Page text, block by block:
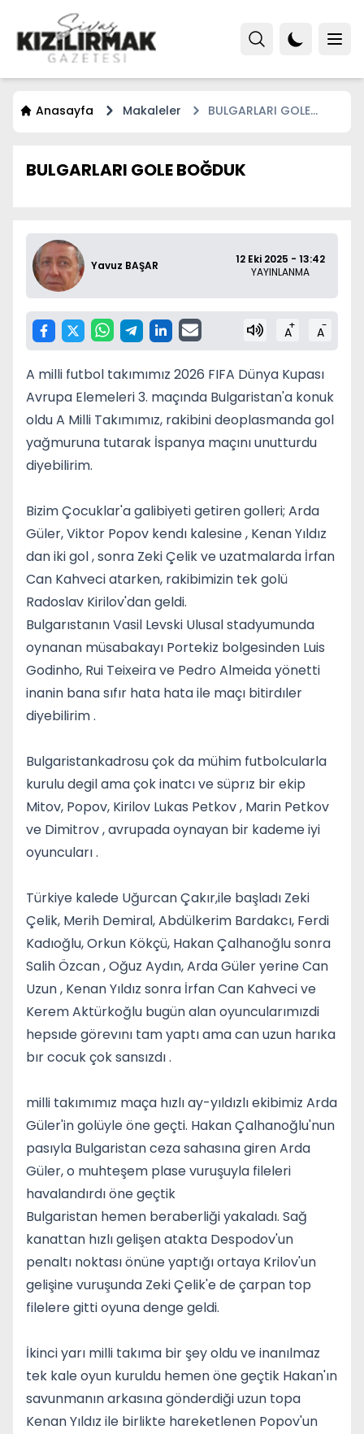
Anasayfa Makaleler
BULGARLARI GOLE
BULGARLARI GOLE BOĞDUK
Yavuz BAŞAR
12 Eki 2025 - 13:42
YAYINLANMA
A+ A-
A milli futbol takımımız 2026 FIFA Dünya Kupası
Avrupa Elemeleri 3. maçında Bulgaristan'a konuk
oldu A Milli Takımımız, rakibini deoplasmanda gol
yağmuruna tutarak İspanya maçını unutturdu
diyebilirim.
Bizim Çocuklar'a galibiyeti getiren golleri; Arda
Güler, Viktor Popov kendı kalesine , Kenan Yıldız
dan iki gol , sonra Zeki Çelik ve uzatmalarda İrfan
Can Kahveci atarken, rakibimizin tek golü
Radoslav Kirilov'dan geldi.
Bulgarıstanın Vasil Levski Ulusal stadyumunda
oynanan müsabakayı Portekiz bolgesinden Luis
Godinho, Rui Teixeira ve Pedro Almeida yönetti
inanin bana sıfır hata hata ile maçı bitirdıler
diyebilirim .
Bulgaristankadrosu çok da mühim futbolcularla
kurulu degil ama çok inatcı ve süprız bir ekip
Mitov, Popov, Kirilov Lukas Petkov , Marin Petkov
ve Dimitrov , avrupada oynayan bir kademe iyi
oyuncuları .
Türkiye kalede Uğurcan Çakır,ile başladı Zeki
Çelik, Merih Demiral, Abdülkerim Bardakcı, Ferdi
Kadıoğlu, Orkun Kökçü, Hakan Çalhanoğlu sonra
Salih Özcan , Oğuz Aydın, Arda Güler yerine Can
Uzun , Kenan Yıldız sonra İrfan Can Kahveci ve
Kerem Aktürkoğlu bugün alan oyuncularımızdi
hepsıde görevını tam yaptı ama can uzun harıka
bır cocuk çok sansızdı .
milli takımımız maça hızlı ay-yıldızlı ekibimiz Arda
Güler'in golüyle öne geçti. Hakan Çalhanoğlu'nun
pasıyla Bulgaristan ceza sahasına giren Arda
Güler, o muhteşem plase vuruşuyla fileleri
havalandırdı öne geçtik
Bulgaristan hemen beraberliği yakaladı. Sağ
kanattan hızlı gelişen atakta Despodov'un
penaltı noktası önüne yaptığı ortaya Krilov'un
gelişine vuruşunda Zeki Çelik'e de çarpan top
filelere gitti oyuna denge geldi.
İkinci yarı milli takıma bir şey oldu ve inanılmaz
tek kale oyun kuruldu hemen öne geçtik Hakan'ın
savunmanın arkasına gönderdiği uzun topa
Kenan Yıldız ile birlikte hareketlenen Popov'un